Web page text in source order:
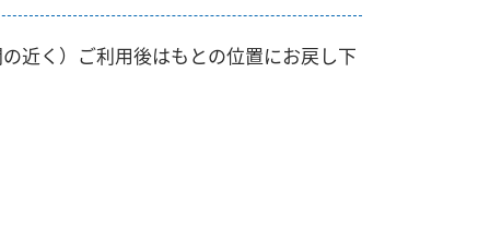
近く）ご利用後はもとの位置にお戻し下